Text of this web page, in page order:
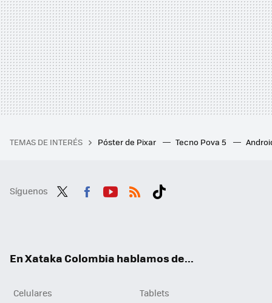
TEMAS DE INTERÉS Póster de Pixar Tecno Pova 5
Síguenos
En Xataka Colombia hablamos de...
Celulares
Tablets